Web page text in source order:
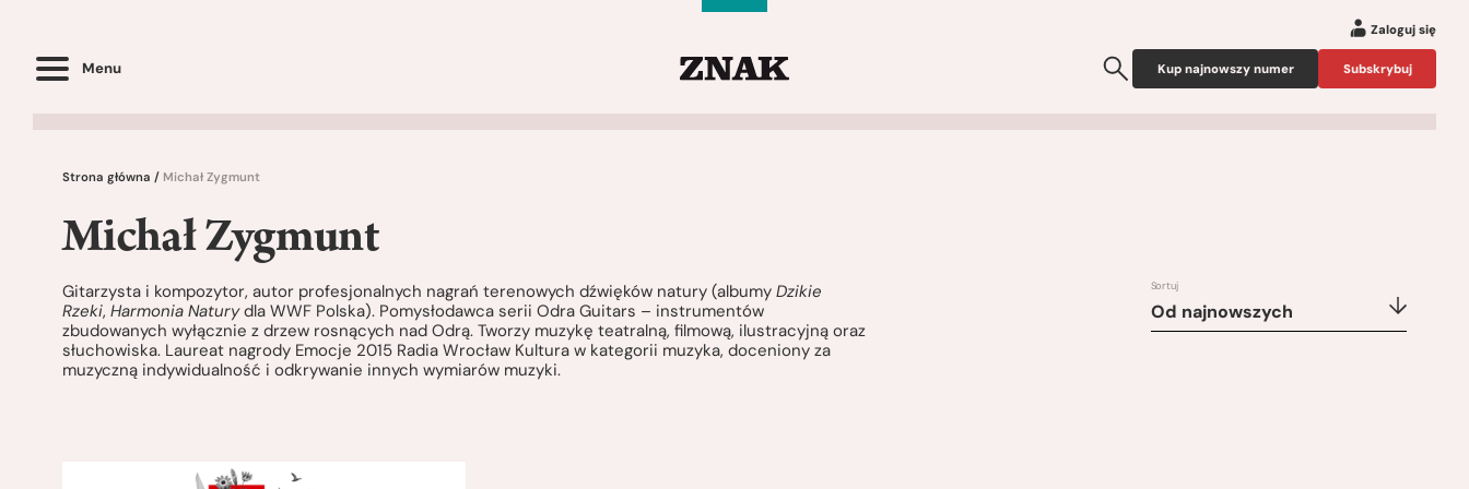
Menu
Zaloguj się
Kup najnowszy numer Subskrybuj
Strona główna / Michał Zygmunt
Michał Zygmunt
Gitarzysta i kompozytor, autor profesjonalnych nagrań terenowych dźwięków natury (albumy Dzikie
Rzeki, Harmonia Naturydla WWF Polska). Pomysłodawca serii Odra Guitars – instrumentów
zbudowanych wyłącznie z drzew rosnących nad Odrą. Tworzy muzykę teatralną, filmową, ilustracyjną oraz
słuchowiska. Laureat nagrody Emocje 2015 Radia Wrocław Kultura w kategorii muzyka, doceniony za
muzyczną indywidualność i odkrywanie innych wymiarów muzyki.
Sortuj
Od najnowszych